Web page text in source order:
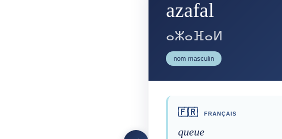
azafal
ⴰⵣⴰⴼⴰⵍ
nom masculin
🇫🇷 FRANÇAIS
queue